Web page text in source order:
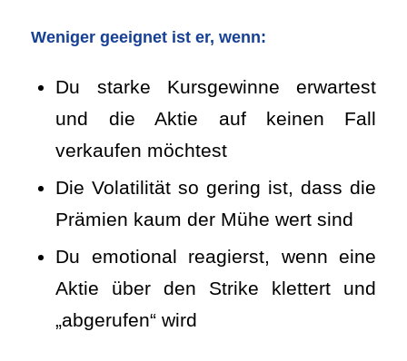
Weniger geeignet ist er, wenn:
Du starke Kursgewinne erwartest
und die Aktie auf keinen Fall
verkaufen möchtest
Die Volatilität so gering ist, dass die
Prämien kaum der Mühe wert sind
Du emotional reagierst, wenn eine
Aktie über den Strike klettert und
„abgerufen“ wird